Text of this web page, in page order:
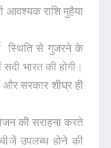
आवश्यक राशि मुहैया
स्थिति से गुजरने के
भारत की होगी।
और सरकार शीघ्र ही
की सराहना करते
उपलब्ध होने की